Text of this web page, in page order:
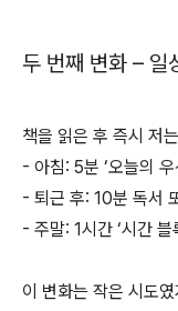
두 번째 변화 – 일
책을 읽은 후 즉시 저
- 아침: 5분 ‘오늘의
- 퇴근 후: 10분 독서
- 주말: 1시간 ‘시간 블
이 변화는 작은 시도